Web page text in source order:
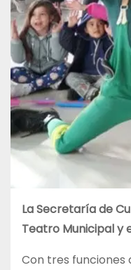
La Secretaría de
Teatro Municipal y
Con tres funciones